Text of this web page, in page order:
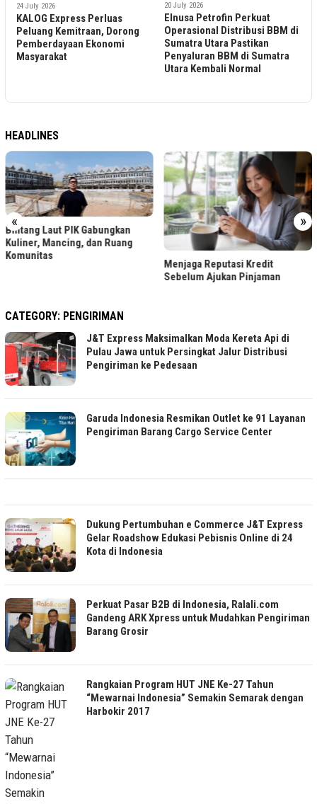
24 July 2026
KALOG Express Perluas
Peluang Kemitraan, Dorong
Pemberdayaan Ekonomi
Masyarakat
20 July 2026
Elnusa Petrofin Perkuat
Operasional Distribusi BBM di
Sumatra Utara Pastikan
Penyaluran BBM di Sumatra
Utara Kembali Normal
HEADLINES
« »
Bintang Laut PIK Gabungkan
Kuliner, Mancing, dan Ruang
Komunitas
Menjaga Reputasi Kredit
Sebelum Ajukan Pinjaman
CATEGORY: PENGIRIMAN
J&T Express Maksimalkan Moda Kereta Api di
Pulau Jawa untuk Persingkat Jalur Distribusi
Pengiriman ke Pedesaan
Garuda Indonesia Resmikan Outlet ke 91 Layanan
Pengiriman Barang Cargo Service Center
Dukung Pertumbuhan e Commerce J&T Express
Gelar Roadshow Edukasi Pebisnis Online di 24
Kota di Indonesia
Perkuat Pasar B2B di Indonesia, Ralali.com
Gandeng ARK Xpress untuk Mudahkan Pengiriman
Barang Grosir
Rangkaian Program HUT JNE Ke-27 Tahun
“Mewarnai Indonesia” Semakin Semarak dengan
Harbokir 2017